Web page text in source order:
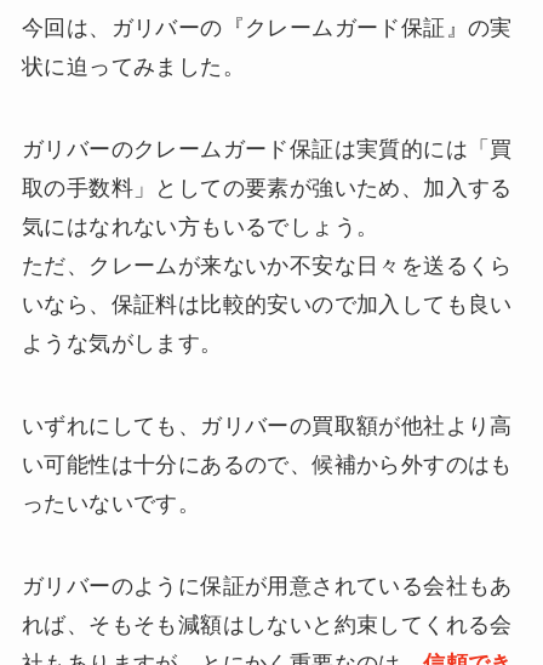
今回は、ガリバーの『クレームガード保証』の実
状に迫ってみました。
ガリバーのクレームガード保証は実質的には「買
取の手数料」としての要素が強いため、加入する
気にはなれない方もいるでしょう。
ただ、クレームが来ないか不安な日々を送るくら
いなら、保証料は比較的安いので加入しても良い
ような気がします。
いずれにしても、ガリバーの買取額が他社より高
い可能性は十分にあるので、候補から外すのはも
ったいないです。
ガリバーのように保証が用意されている会社もあ
れば、そもそも減額はしないと約束してくれる会